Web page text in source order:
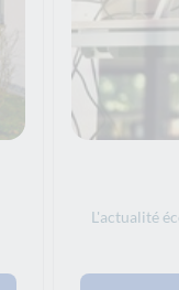
L'actualité